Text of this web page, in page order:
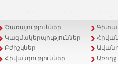
Ծառայություններ
Կազմակերպություններ
Բժիշկներ
Հիվանդություններ